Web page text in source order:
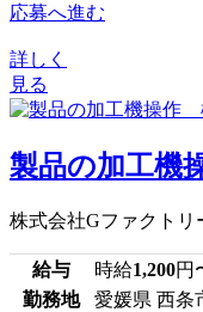
応募へ進む
詳しく
見る
製品の加工機
株式会社Gファクトリ
給与 時給1,200円
勤務地
愛媛県 西条